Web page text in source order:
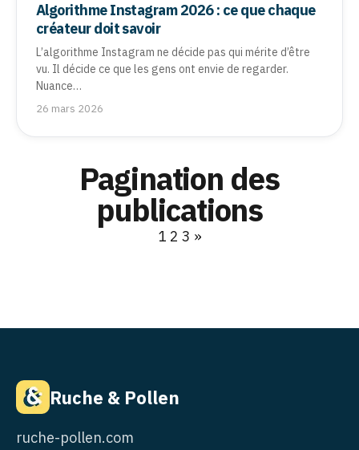
Algorithme Instagram 2026 : ce que chaque
créateur doit savoir
L’algorithme Instagram ne décide pas qui mérite d’être
vu. Il décide ce que les gens ont envie de regarder.
Nuance…
26 mars 2026
Pagination des
publications
1 2 3 »
Ruche & Pollen
ruche-pollen.com